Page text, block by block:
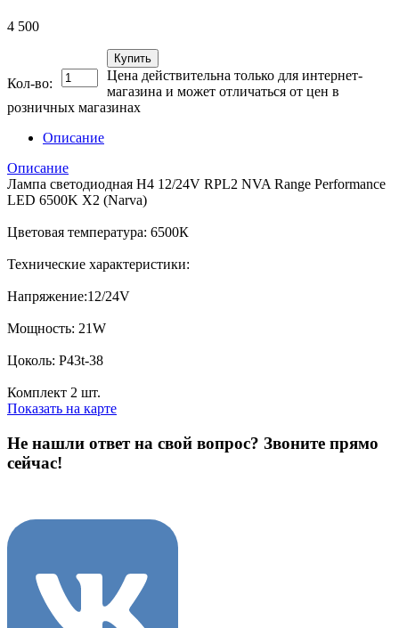
4 500
Кол-во:
Купить
Цена действительна только для интернет-
магазина и может отличаться от цен в
розничных магазинах
Описание
Описание
Лампа светодиодная H4 12/24V RPL2 NVA Range Performance
LED 6500K X2 (Narva)
Цветовая температура: 6500К
Технические характеристики:
Напряжение:12/24V
Мощность: 21W
Цоколь: P43t-38
Комплект 2 шт.
Показать на карте
Не нашли ответ на свой вопрос? Звоните прямо
сейчас!